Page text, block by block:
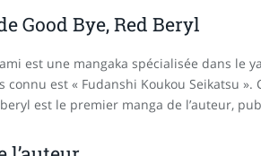
Good Bye, Red Beryl
est une mangaka spécialisée dans le
connu est « Fudanshi Koukou Seikatsu
est le premier manga de l’auteur,